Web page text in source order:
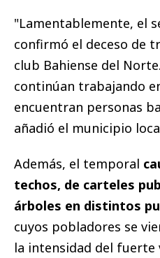
"Lamentablemente, el
confirmó el deceso de
club Bahiense del
continúan trabajando
encuentran personas
añadió el municipio
Además, el temporal
techos, de carteles
árboles en distintos
cuyos pobladores se
la intensidad del fuerte